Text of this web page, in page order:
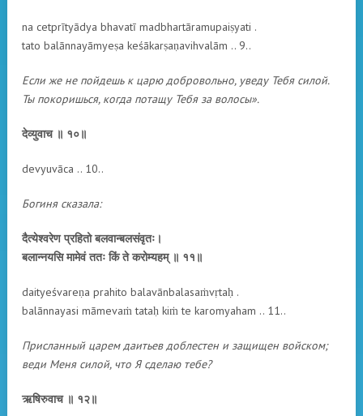
na cetprītyādya bhavatī madbhartāramupaiṣyati .
tato balānnayāmyeṣa keśākarṣaṇavihvalām .. 9..
Если же не пойдешь к царю добровольно, уведу Тебя силой.
Ты покоришься, когда потащу Тебя за волосы».
देव्युवाच ॥ १०॥
devyuvāca .. 10..
Богиня сказала:
दैत्येश्वरेण प्रहितो बलवान्बलसंवृतः।
बलान्नयसि मामेवं ततः किं ते करोम्यहम् ॥ ११॥
daityeśvareṇa prahito balavānbalasaṁvṛtaḥ .
balānnayasi māmevaṁ tataḥ kiṁ te karomyaham .. 11..
Присланный царем даитьев доблестен и защищен войском;
веди Меня силой, что Я сделаю тебе?
ऋषिरुवाच ॥ १२॥